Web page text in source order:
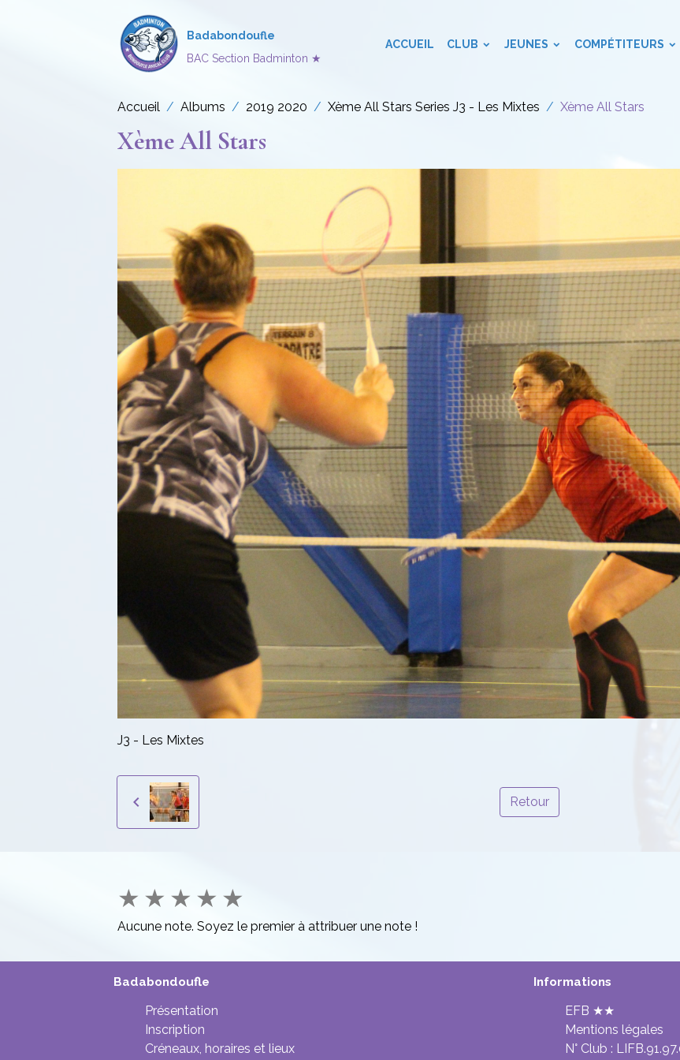
Badabondoufle
BAC Section Badminton ★
ACCUEIL CLUB JEUNES COMPÉTITEURS
Accueil Albums 2019 2020 Xème All Stars Series J3 - Les Mixtes Xème All Stars
Xème All Stars
J3 - Les Mixtes
Retour
★ ★ ★ ★ ★
Aucune note. Soyez le premier à attribuer une note !
Badabondoufle
Présentation
Inscription
Créneaux, horaires et lieux
Informations
EFB ★★
Mentions légales
N° Club :